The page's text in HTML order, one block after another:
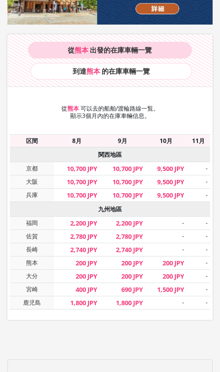
從熊本 出發的在庫車輛一覽
到達熊本 的在庫車輛一覽
從熊本 可以去的船舶/渡輪路線一覧。
顯示3個月內的在庫車輛信息。
区間 8月 9月 10月
11月
関西地區
京都
10,700 JPY 10,700 JPY 9,500 JPY
-
大阪
10,700 JPY 10,700 JPY 9,500 JPY
-
兵庫
10,700 JPY 10,700 JPY 9,500 JPY
-
九州地區
福岡
2,200 JPY 2,200 JPY -
-
佐賀
2,780 JPY 2,780 JPY -
-
長崎
2,740 JPY 2,740 JPY -
-
熊本
200 JPY 200 JPY 200 JPY
-
大分
200 JPY 200 JPY 200 JPY
-
宮崎
400 JPY 690 JPY 1,500 JPY
-
鹿児島
1,800 JPY 1,800 JPY - -